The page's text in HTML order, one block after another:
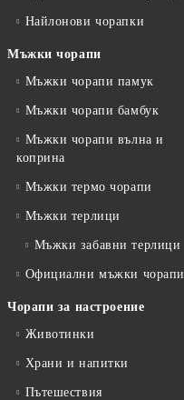
Найлонови чорапки
Мъжки чорапи
Мъжки чорапи памук
Мъжки чорапи бамбук
Мъжки чорапи вълна и
коприна
Мъжки термо чорапи
Мъжки терлици
Мъжки забавни терлици
Официални мъжки чорапи
Чорапи за настроение
Животинки
Храни и напитки
Пътешествия